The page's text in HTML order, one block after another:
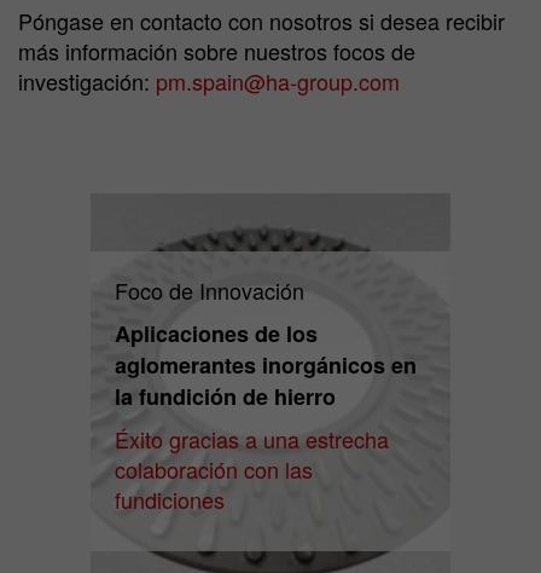
Póngase en contacto con nosotros si desea recibir
más información sobre nuestros focos de
investigación: pm.spain@ha-group.com
Foco de Innovación
Aplicaciones de los
aglomerantes inorgánicos en
la fundición de hierro
Éxito gracias a una estrecha
colaboración con las
fundiciones